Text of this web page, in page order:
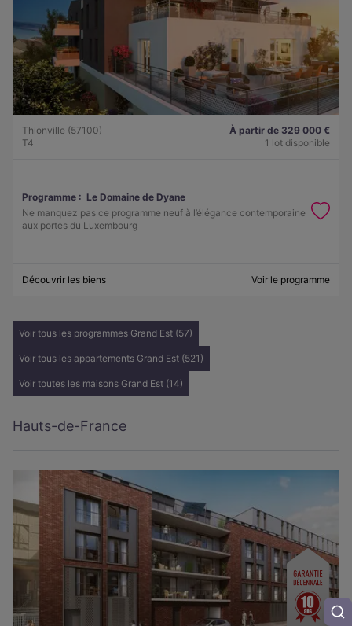
Thionville (57100)
T4
À partir de 329 000 €
1 lot disponible
Programme : Le Domaine de Dyane
Ne manquez pas ce programme neuf à l’élégance contemporaine
aux portes du Luxembourg
Découvrir les biens Voir le programme
Voir tous les programmes Grand Est (57)
Voir tous les appartements Grand Est (521)
Voir toutes les maisons Grand Est (14)
Hauts-de-France